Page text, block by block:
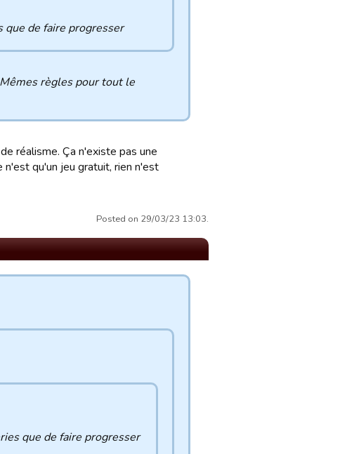
que de faire progresser
règles pour tout le
réalisme. Ça n'existe pas une
n'est qu'un jeu gratuit, rien n'est
Posted on 29/03/23 13:03.
que de faire progresser